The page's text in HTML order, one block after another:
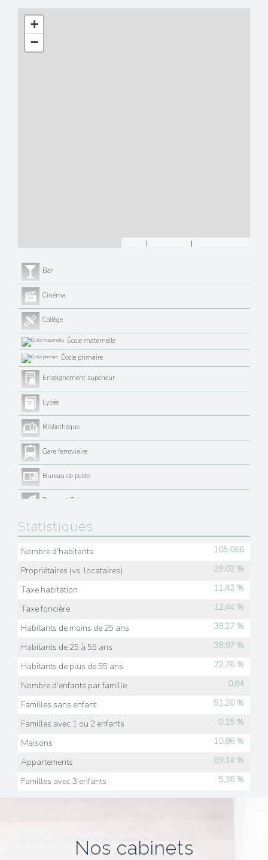
+
−
| |
Bar
Cinéma
Collège
École maternelle
École primaire
Enseignement supérieur
Lycée
Bibliothèque
Gare ferroviaire
Bureau de poste
Presse et Tabac
Statistiques
Nombre d'habitants
105 066
Propriétaires (vs. locataires)
28,02 %
Taxe habitation
11,42 %
Taxe foncière
12,44 %
Habitants de moins de 25 ans
38,27 %
Habitants de 25 à 55 ans
38,97 %
Habitants de plus de 55 ans
22,76 %
Nombre d'enfants par famille
0,84
Familles sans enfant
51,20 %
Familles avec 1 ou 2 enfants
0,15 %
Maisons
10,86 %
Appartements
89,14 %
Familles avec 3 enfants
5,36 %
nos cabinets